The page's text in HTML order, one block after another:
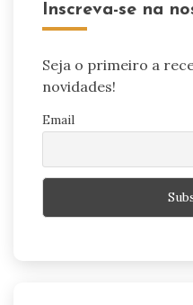
Inscreva-se na
Seja o primeiro a
novidades!
Email